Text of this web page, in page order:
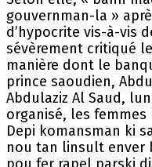
gouvernman-la »
d’hypocrite vis-à-vis
sévèrement critiqué
manière dont le
prince saoudien,
Abdulaziz Al Saud,
organisé, les femmes
Depi komansman ki
nou tan linsult enver
pou fer rapel parski